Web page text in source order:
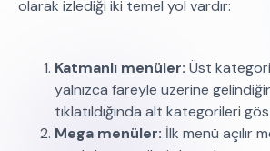
olarak izlediği iki temel yol vardır:
Katmanlı menüler: Üst
yalnızca fareyle üzerine
tıklatıldığında alt kategorileri
Mega menüler: İlk menü açılır